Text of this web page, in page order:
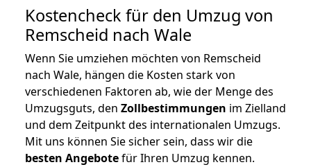
Kostencheck für den Umzug von
Remscheid nach Wale
Wenn Sie umziehen möchten von Remscheid
nach Wale, hängen die Kosten stark von
verschiedenen Faktoren ab, wie der Menge des
Umzugsguts, den Zollbestimmungen im Zielland
und dem Zeitpunkt des internationalen Umzugs.
Mit uns können Sie sicher sein, dass wir die
besten Angebotefür Ihren Umzug kennen.